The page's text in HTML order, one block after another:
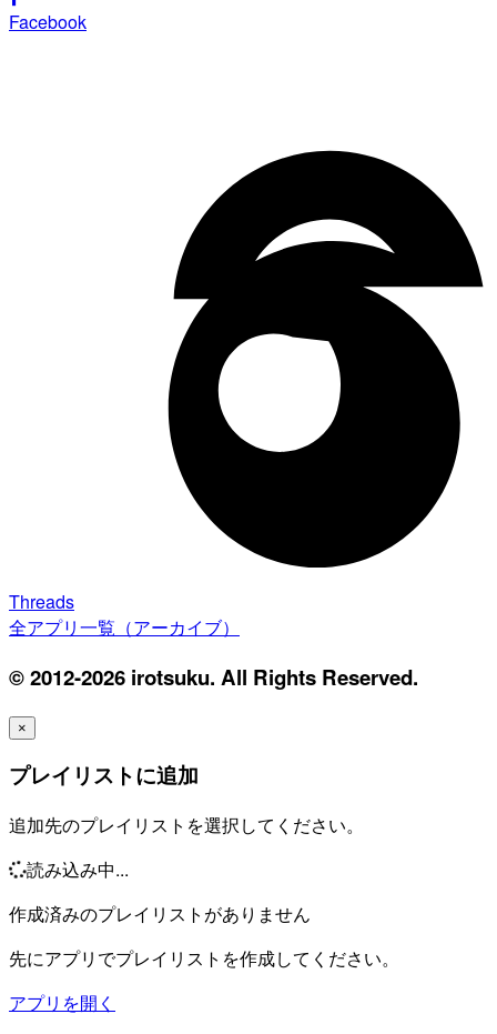
Facebook
Threads
全アプリ一覧（アーカイブ）
© 2012-2026 irotsuku. All Rights Reserved.
×
プレイリストに追加
追加先のプレイリストを選択してください。
読み込み中...
作成済みのプレイリストがありません
先にアプリでプレイリストを作成してください。
アプリを開く